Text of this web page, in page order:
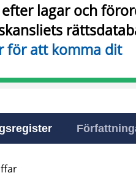
lagar och
för att komma dit